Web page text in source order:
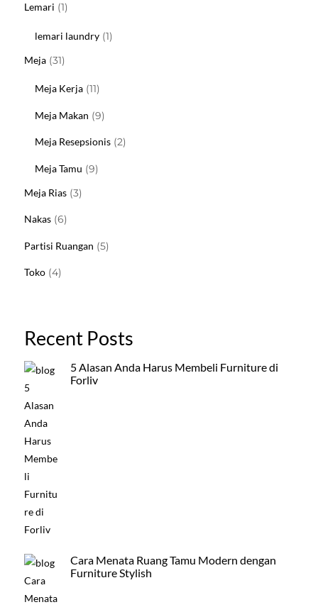
Lemari 11
lemari laundry 11
Meja 3131
Meja Kerja 1111
Meja Makan 99
Meja Resepsionis 22
Meja Tamu 99
Meja Rias 33
Nakas 66
Partisi Ruangan 55
Toko 44
Recent Posts
5 Alasan Anda Harus Membeli Furniture di
Forliv
Cara Menata Ruang Tamu Modern dengan
Furniture Stylish